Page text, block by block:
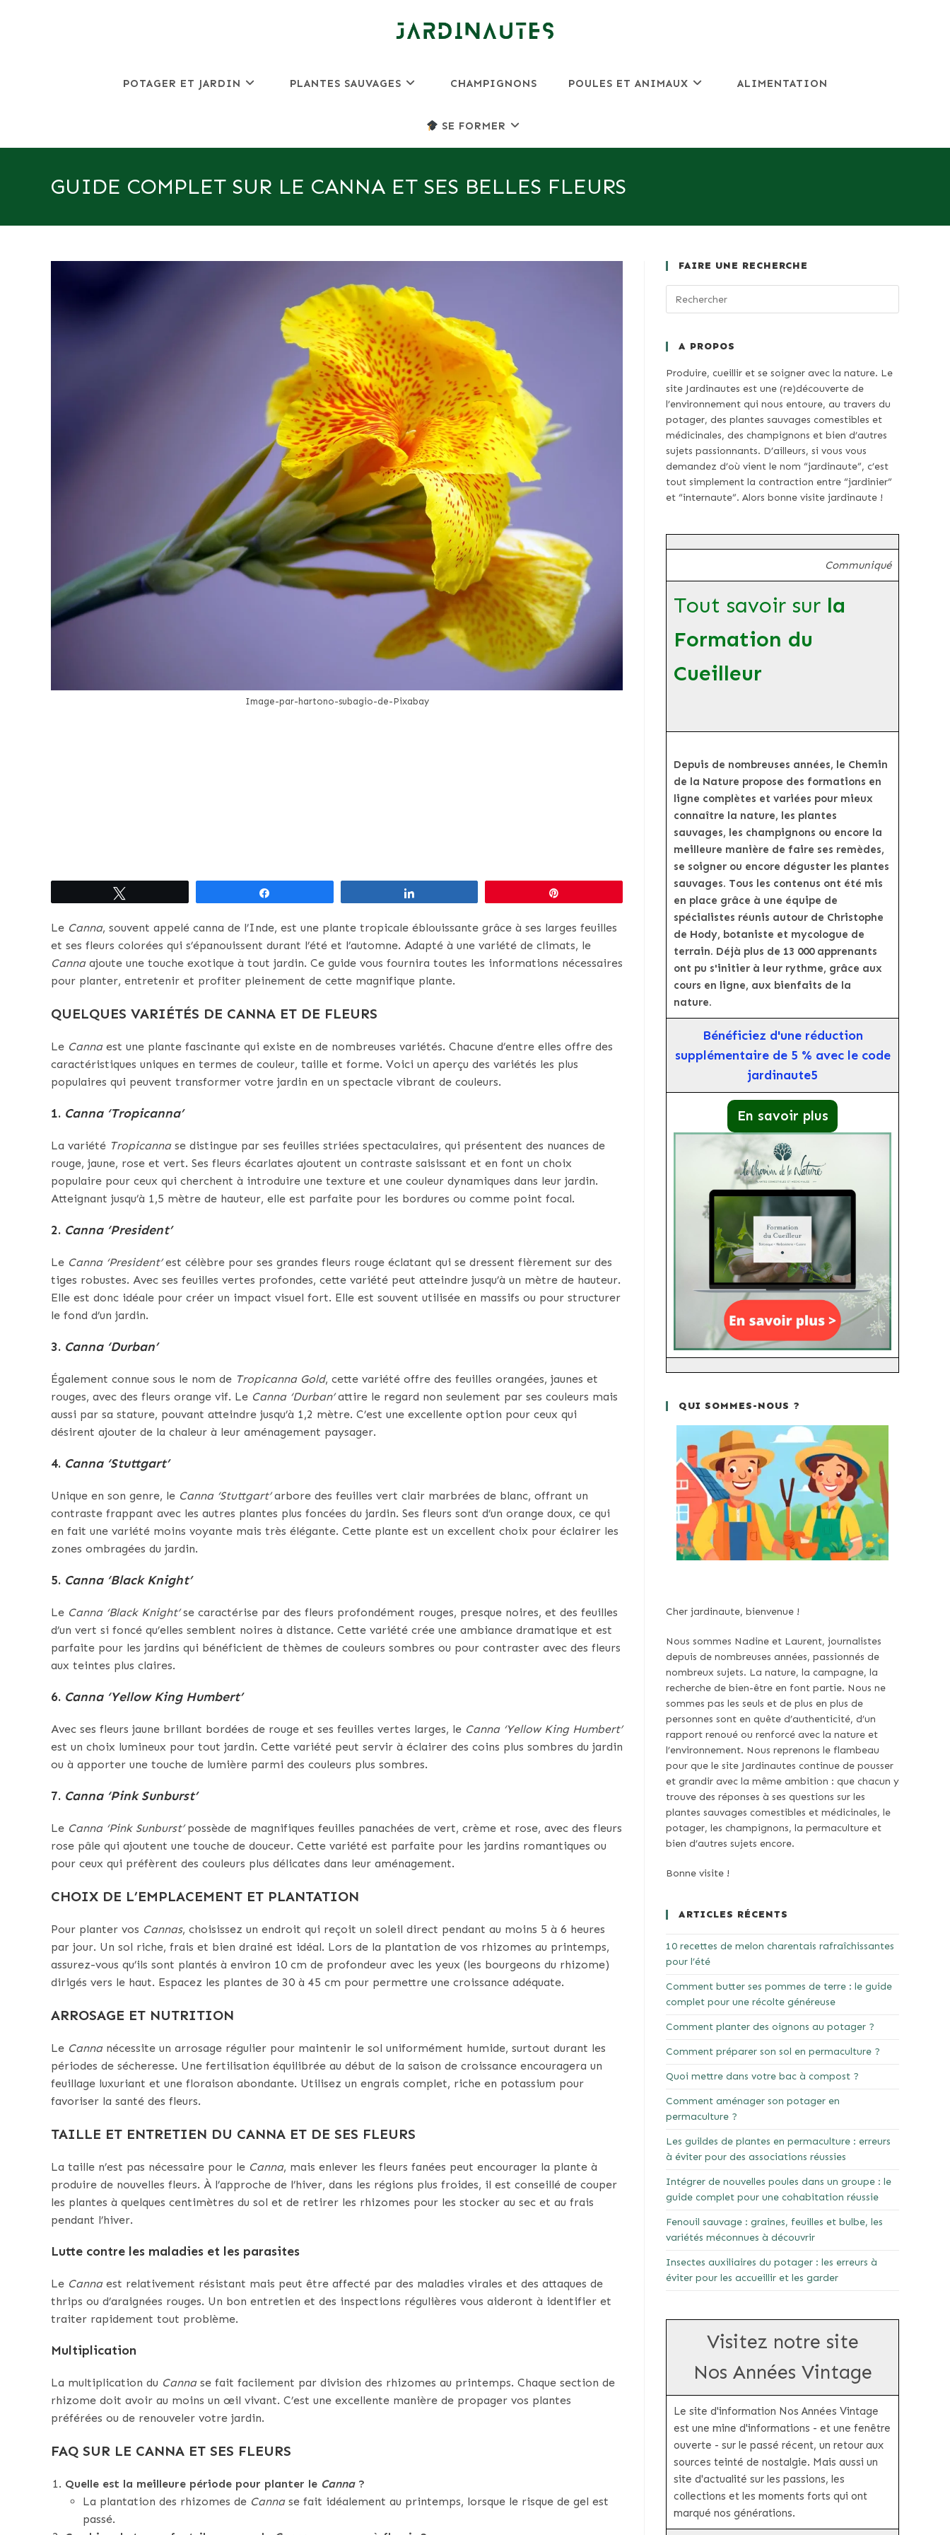
POTAGER ET JARDIN PLANTES SAUVAGES CHAMPIGNONS POULES ET ANIMAUX ALIMENTATION
SE FORMER
GUIDE COMPLET SUR LE CANNA ET SES BELLES FLEURS
Image-par-hartono-subagio-de-Pixabay
Le Canna, souvent appelé canna de l’Inde, est une plante tropicale éblouissante grâce à ses larges feuilles
et ses fleurs colorées qui s’épanouissent durant l’été et l’automne. Adapté à une variété de climats, le
Cannaajoute une touche exotique à tout jardin. Ce guide vous fournira toutes les informations nécessaires
pour planter, entretenir et profiter pleinement de cette magnifique plante.
QUELQUES VARIÉTÉS DE CANNA ET DE FLEURS
Le Cannaest une plante fascinante qui existe en de nombreuses variétés. Chacune d’entre elles offre des
caractéristiques uniques en termes de couleur, taille et forme. Voici un aperçu des variétés les plus
populaires qui peuvent transformer votre jardin en un spectacle vibrant de couleurs.
1. Canna ‘Tropicanna’
La variété Tropicannase distingue par ses feuilles striées spectaculaires, qui présentent des nuances de
rouge, jaune, rose et vert. Ses fleurs écarlates ajoutent un contraste saisissant et en font un choix
populaire pour ceux qui cherchent à introduire une texture et une couleur dynamiques dans leur jardin.
Atteignant jusqu’à 1,5 mètre de hauteur, elle est parfaite pour les bordures ou comme point focal.
2. Canna ‘President’
Le Canna ‘President’est célèbre pour ses grandes fleurs rouge éclatant qui se dressent fièrement sur des
tiges robustes. Avec ses feuilles vertes profondes, cette variété peut atteindre jusqu’à un mètre de hauteur.
Elle est donc idéale pour créer un impact visuel fort. Elle est souvent utilisée en massifs ou pour structurer
le fond d’un jardin.
3. Canna ‘Durban’
Également connue sous le nom de Tropicanna Gold, cette variété offre des feuilles orangées, jaunes et
rouges, avec des fleurs orange vif. Le Canna ‘Durban’attire le regard non seulement par ses couleurs mais
aussi par sa stature, pouvant atteindre jusqu’à 1,2 mètre. C’est une excellente option pour ceux qui
désirent ajouter de la chaleur à leur aménagement paysager.
4. Canna ‘Stuttgart’
Unique en son genre, le Canna ‘Stuttgart’arbore des feuilles vert clair marbrées de blanc, offrant un
contraste frappant avec les autres plantes plus foncées du jardin. Ses fleurs sont d’un orange doux, ce qui
en fait une variété moins voyante mais très élégante. Cette plante est un excellent choix pour éclairer les
zones ombragées du jardin.
5. Canna ‘Black Knight’
Le Canna ‘Black Knight’se caractérise par des fleurs profondément rouges, presque noires, et des feuilles
d’un vert si foncé qu’elles semblent noires à distance. Cette variété crée une ambiance dramatique et est
parfaite pour les jardins qui bénéficient de thèmes de couleurs sombres ou pour contraster avec des fleurs
aux teintes plus claires.
6. Canna ‘Yellow King Humbert’
Avec ses fleurs jaune brillant bordées de rouge et ses feuilles vertes larges, le Canna ‘Yellow King Humbert’
est un choix lumineux pour tout jardin. Cette variété peut servir à éclairer des coins plus sombres du jardin
ou à apporter une touche de lumière parmi des couleurs plus sombres.
7. Canna ‘Pink Sunburst’
Le Canna ‘Pink Sunburst’possède de magnifiques feuilles panachées de vert, crème et rose, avec des fleurs
rose pâle qui ajoutent une touche de douceur. Cette variété est parfaite pour les jardins romantiques ou
pour ceux qui préfèrent des couleurs plus délicates dans leur aménagement.
CHOIX DE L’EMPLACEMENT ET PLANTATION
Pour planter vos Cannas, choisissez un endroit qui reçoit un soleil direct pendant au moins 5 à 6 heures
par jour. Un sol riche, frais et bien drainé est idéal. Lors de la plantation de vos rhizomes au printemps,
assurez-vous qu’ils sont plantés à environ 10 cm de profondeur avec les yeux (les bourgeons du rhizome)
dirigés vers le haut. Espacez les plantes de 30 à 45 cm pour permettre une croissance adéquate.
ARROSAGE ET NUTRITION
Le Cannanécessite un arrosage régulier pour maintenir le sol uniformément humide, surtout durant les
périodes de sécheresse. Une fertilisation équilibrée au début de la saison de croissance encouragera un
feuillage luxuriant et une floraison abondante. Utilisez un engrais complet, riche en potassium pour
favoriser la santé des fleurs.
TAILLE ET ENTRETIEN DU CANNA ET DE SES FLEURS
La taille n’est pas nécessaire pour le Canna, mais enlever les fleurs fanées peut encourager la plante à
produire de nouvelles fleurs. À l’approche de l’hiver, dans les régions plus froides, il est conseillé de couper
les plantes à quelques centimètres du sol et de retirer les rhizomes pour les stocker au sec et au frais
pendant l’hiver.
Lutte contre les maladies et les parasites
Le Cannaest relativement résistant mais peut être affecté par des maladies virales et des attaques de
thrips ou d’araignées rouges. Un bon entretien et des inspections régulières vous aideront à identifier et
traiter rapidement tout problème.
Multiplication
La multiplication du Cannase fait facilement par division des rhizomes au printemps. Chaque section de
rhizome doit avoir au moins un œil vivant. C’est une excellente manière de propager vos plantes
préférées ou de renouveler votre jardin.
FAQ SUR LE CANNA ET SES FLEURS
Quelle est la meilleure période pour planter le Canna?
La plantation des rhizomes de Cannase fait idéalement au printemps, lorsque le risque de gel est
passé.
FAIRE UNE RECHERCHE
A PROPOS
Produire, cueillir et se soigner avec la nature. Le
site Jardinautes est une (re)découverte de
l’environnement qui nous entoure, au travers du
potager, des plantes sauvages comestibles et
médicinales, des champignons et bien d’autres
sujets passionnants. D’ailleurs, si vous vous
demandez d’où vient le nom “jardinaute”, c’est
tout simplement la contraction entre “jardinier”
et “internaute”. Alors bonne visite jardinaute !
Communiqué
Tout savoir sur la
Formation du
Cueilleur
Depuis de nombreuses années, le Chemin
de la Nature propose des formations en
ligne complètes et variées pour mieux
connaître la nature, les plantes
sauvages, les champignons ou encore la
meilleure manière de faire ses remèdes,
se soigner ou encore déguster les plantes
sauvages. Tous les contenus ont été mis
en place grâce à une équipe de
spécialistes réunis autour de Christophe
de Hody, botaniste et mycologue de
terrain. Déjà plus de 13 000 apprenants
ont pu s'initier à leur rythme, grâce aux
cours en ligne, aux bienfaits de la
nature.
Bénéficiez d'une réduction
supplémentaire de 5 % avec le code
jardinaute5
En savoir plus
QUI SOMMES-NOUS ?
Cher jardinaute, bienvenue !
Nous sommes Nadine et Laurent, journalistes
depuis de nombreuses années, passionnés de
nombreux sujets. La nature, la campagne, la
recherche de bien-être en font partie. Nous ne
sommes pas les seuls et de plus en plus de
personnes sont en quête d’authenticité, d’un
rapport renoué ou renforcé avec la nature et
l’environnement. Nous reprenons le flambeau
pour que le site Jardinautes continue de pousser
et grandir avec la même ambition : que chacun y
trouve des réponses à ses questions sur les
plantes sauvages comestibles et médicinales, le
potager, les champignons, la permaculture et
bien d’autres sujets encore.
Bonne visite !
ARTICLES RÉCENTS
10 recettes de melon charentais rafraîchissantes
pour l’été
Comment butter ses pommes de terre : le guide
complet pour une récolte généreuse
Comment planter des oignons au potager ?
Comment préparer son sol en permaculture ?
Quoi mettre dans votre bac à compost ?
Comment aménager son potager en
permaculture ?
Les guildes de plantes en permaculture : erreurs
à éviter pour des associations réussies
Intégrer de nouvelles poules dans un groupe : le
guide complet pour une cohabitation réussie
Fenouil sauvage : graines, feuilles et bulbe, les
variétés méconnues à découvrir
Insectes auxiliaires du potager : les erreurs à
éviter pour les accueillir et les garder
Visitez notre site
Nos Années Vintage
Le site d'information Nos Années Vintage
est une mine d'informations - et une fenêtre
ouverte - sur le passé récent, un retour aux
sources teinté de nostalgie. Mais aussi un
site d'actualité sur les passions, les
collections et les moments forts qui ont
marqué nos générations.